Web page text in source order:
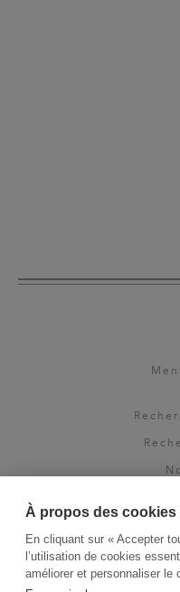
À propos des cookies
En cliquant sur « Accepter
l’utilisation de cookies
améliorer et personnaliser le
La Vie